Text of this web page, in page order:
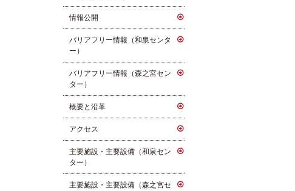
情報公開
バリアフリー情報（和泉センタ
ー）
バリアフリー情報（森之宮セン
ター）
概要と沿革
アクセス
主要施設・主要設備（和泉セン
ター）
主要施設・主要設備（森之宮セ